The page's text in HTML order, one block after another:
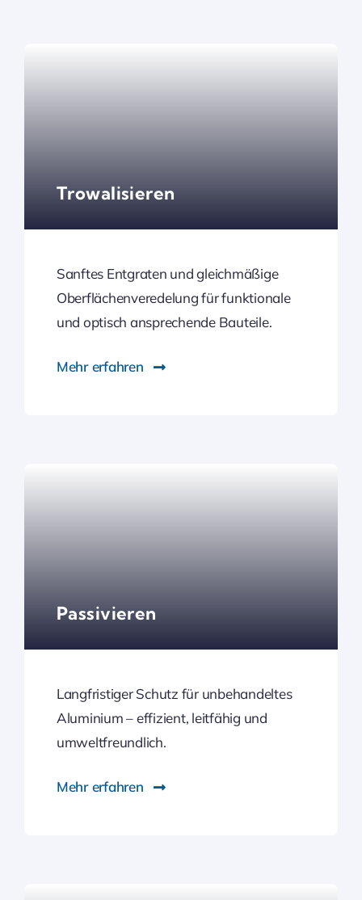
Trowalisieren
Sanftes Entgraten und gleichmäßige
Oberflächenveredelung für funktionale
und optisch ansprechende Bauteile.
Mehr erfahren
Passivieren
Langfristiger Schutz für unbehandeltes
Aluminium – effizient, leitfähig und
umweltfreundlich.
Mehr erfahren